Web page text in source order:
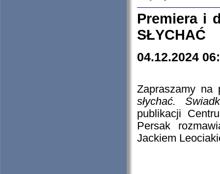
Premiera i
SŁYCHAĆ
04.12.2024
Zapraszamy
słychać.
publikacji
Persak
Jackiem